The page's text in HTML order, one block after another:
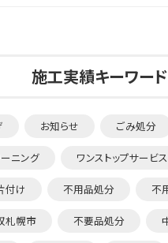
施工実績キーワード
お知らせ ごみ処分
ニング ワンストップサービス
付け 不用品処分 不
札幌市 不要品処分